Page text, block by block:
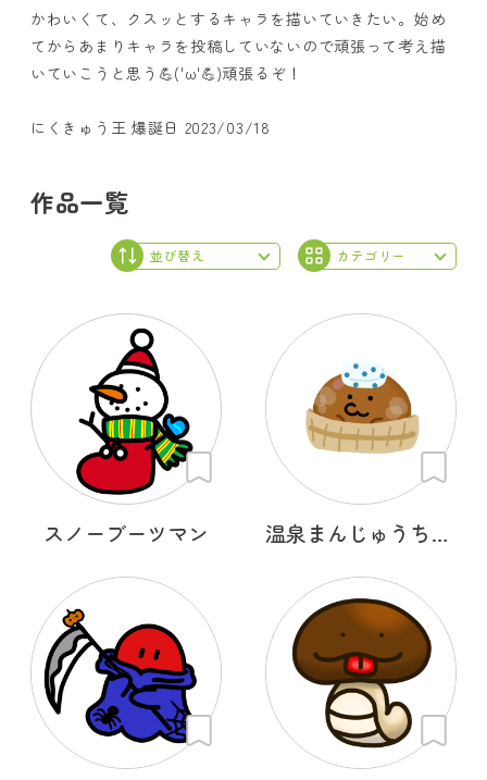
かわいくて、クスッとするキャラを描いていきたい。始め
てからあまりキャラを投稿していないので頑張って考え描
いていこうと思う💪('ω'💪)頑張るぞ！
にくきゅう王 爆誕日 2023/03/18
作品一覧
スノーブーツマン 温泉まんじゅうちゃん